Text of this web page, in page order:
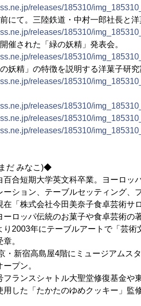
releases/185310/
にて。三陸鉄道・中村一郎社長と洋
releases/185310/
催された「緑の妖精」発表会。
releases/185310/
妖精」の特徴を説明する洋菓子研
releases/185310/
releases/185310/
releases/185310/
releases/185310/
だ みなこ)◆
合短期大学英文科卒業。ヨーロッ
ーション、テーブルセッティング、
「株式会社今田美奈子食卓芸術サ
ロッパ伝統のお菓子や食卓芸術の
2003年にテーブルアートで「芸術
。
新宿高島屋4階にミュージアムス
プン。
ランスシャトル大聖堂修復基金や
した「たかたのゆめクッキー」監